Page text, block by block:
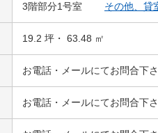
3階部分1号室 その他、貸
19.2 坪・ 63.48 ㎡
お電話・メールにてお問合下さ
お電話・メールにてお問合下さ